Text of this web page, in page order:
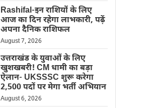
Rashifal-इन राशियों के लिए
आज का दिन रहेगा लाभकारी, पढ़ें
अपना दैनिक राशिफल
August 7, 2026
उत्तराखंड के युवाओं के लिए
खुशखबरी! CM धामी का बड़ा
ऐलान- UKSSSC शुरू करेगा
2,500 पदों पर मेगा भर्ती अभियान
August 6, 2026